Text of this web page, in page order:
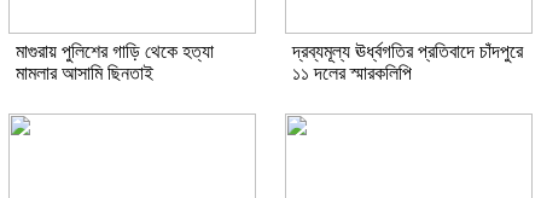
মাগুরায় পুলিশের গাড়ি থেকে হত্যা
মামলার আসামি ছিনতাই
দ্রব্যমূল্য ঊর্ধ্বগতির প্রতিবাদে চাঁদপুরে
১১ দলের স্মারকলিপি